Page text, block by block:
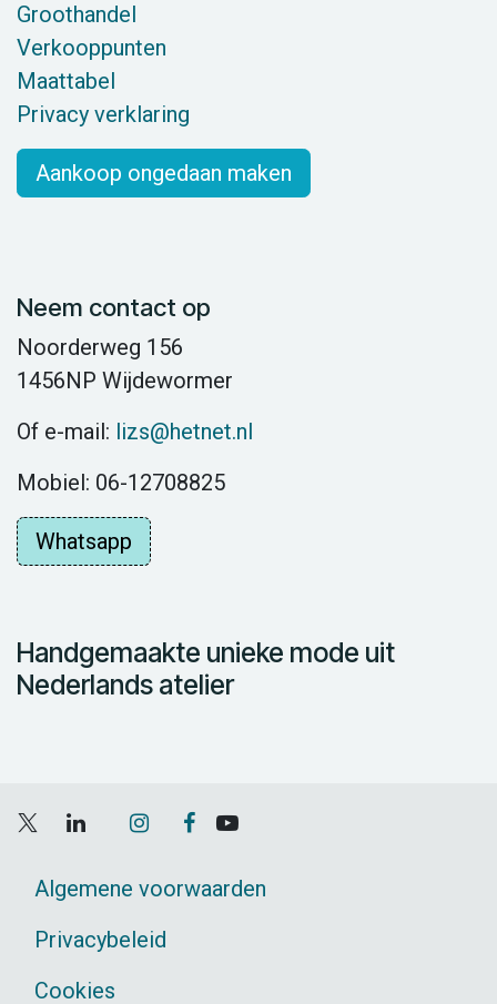
Groothandel
Verkooppunten
Maattabel
Privacy verklaring
Aankoop ongedaan maken
Neem contact op
Noorderweg 156
1456NP Wijdewormer
Of e-mail: lizs@hetnet.nl
Mobiel: 06-12708825
Whatsapp
Handgemaakte unieke mode uit
Nederlands atelier
Algemene voorwaarden
Privacybeleid
Cookies